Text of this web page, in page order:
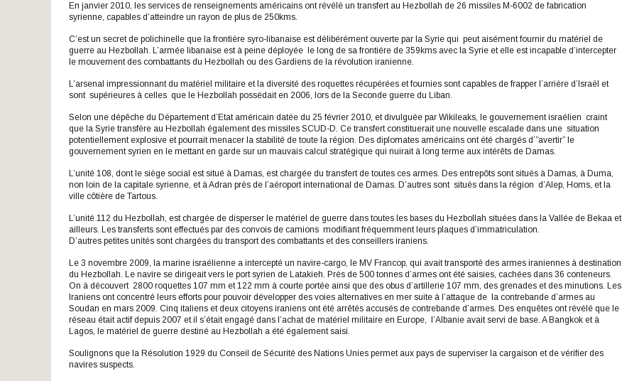
En janvier 2010, les services de renseignements américains ont révélé un transfert au Hezbollah de 26 missiles M-6002 de fabrication
syrienne, capables d’atteindre un rayon de plus de 250kms.
C’est un secret de polichinelle que la frontière syro-libanaise est délibérément ouverte par la Syrie qui peut aisément fournir du matériel de
guerre au Hezbollah. L’armée libanaise est à peine déployée le long de sa frontière de 359kms avec la Syrie et elle est incapable d’intercepter
le mouvement des combattants du Hezbollah ou des Gardiens de la révolution iranienne.
L’arsenal impressionnant du matériel militaire et la diversité des roquettes récupérées et fournies sont capables de frapper l’arrière d’Israël et
sont supérieures à celles que le Hezbollah possédait en 2006, lors de la Seconde guerre du Liban.
Selon une dépêche du Département d’Etat américain datée du 25 février 2010, et divulguée par Wikileaks, le gouvernement israélien craint
que la Syrie transfère au Hezbollah également des missiles SCUD-D. Ce transfert constituerait une nouvelle escalade dans une situation
potentiellement explosive et pourrait menacer la stabilité de toute la région. Des diplomates américains ont été chargés d’”avertir” le
gouvernement syrien en le mettant en garde sur un mauvais calcul stratégique qui nuirait à long terme aux intérêts de Damas.
L’unité 108, dont le siège social est situé à Damas, est chargée du transfert de toutes ces armes. Des entrepôts sont situés à Damas, à Duma,
non loin de la capitale syrienne, et à Adran près de l’aéroport international de Damas. D’autres sont situés dans la région d’Alep, Homs, et la
ville côtière de Tartous.
L’unité 112 du Hezbollah, est chargée de disperser le matériel de guerre dans toutes les bases du Hezbollah situées dans la Vallée de Bekaa et
ailleurs. Les transferts sont effectués par des convois de camions modifiant fréquemment leurs plaques d’immatriculation.
D’autres petites unités sont chargées du transport des combattants et des conseillers iraniens.
Le 3 novembre 2009, la marine israélienne a intercepté un navire-cargo, le MV Francop, qui avait transporté des armes iraniennes à destination
du Hezbollah. Le navire se dirigeait vers le port syrien de Latakieh. Près de 500 tonnes d’armes ont été saisies, cachées dans 36 conteneurs.
On à découvert 2800 roquettes 107 mm et 122 mm à courte portée ainsi que des obus d’artillerie 107 mm, des grenades et des minutions. Les
Iraniens ont concentré leurs efforts pour pouvoir développer des voies alternatives en mer suite à l’attaque de la contrebande d’armes au
Soudan en mars 2009. Cinq italiens et deux citoyens iraniens ont été arrêtés accusés de contrebande d’armes. Des enquêtes ont révélé que le
réseau était actif depuis 2007 et il s’était engagé dans l’achat de matériel militaire en Europe, l’Albanie avait servi de base. A Bangkok et à
Lagos, le matériel de guerre destiné au Hezbollah a été également saisi.
Soulignons que la Résolution 1929 du Conseil de Sécurité des Nations Unies permet aux pays de superviser la cargaison et de vérifier des
navires suspects.